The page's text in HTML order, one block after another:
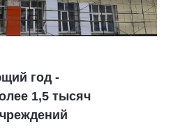
год -
1,5 тысяч